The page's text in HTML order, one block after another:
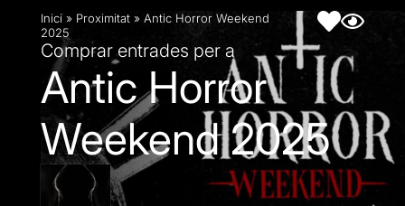
Inici» Proximitat » Antic Horror Weekend
2025
Comprar entrades per a
Antic Horror
Weekend 2025